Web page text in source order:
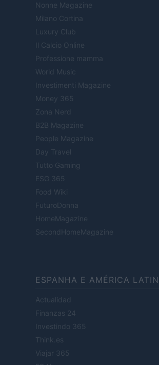
Nonne Magazine
Milano Cortina
Luxury Club
Il Calcio Online
Professione mamma
World Music
Investimenti Magazine
Money 365
Zona Nerd
B2B Magazine
People Magazine
Day Travel
Tutto Gaming
ESG 365
Food Wiki
FuturoDonna
HomeMagazine
SecondHomeMagazine
ESPANHA E AMÉRICA
Actualidad
Finanzas 24
Investindo 365
Think.es
Viajar 365